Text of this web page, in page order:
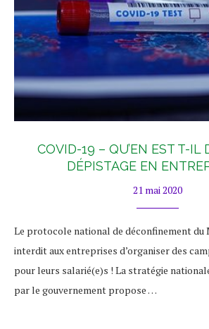
COVID-19 – QU’EN EST T-IL
DÉPISTAGE EN
21 mai 2020
Le protocole national de déconfinement du
interdit aux entreprises d’organiser des
pour leurs salarié(e)s ! La stratégie
par le gouvernement propose …